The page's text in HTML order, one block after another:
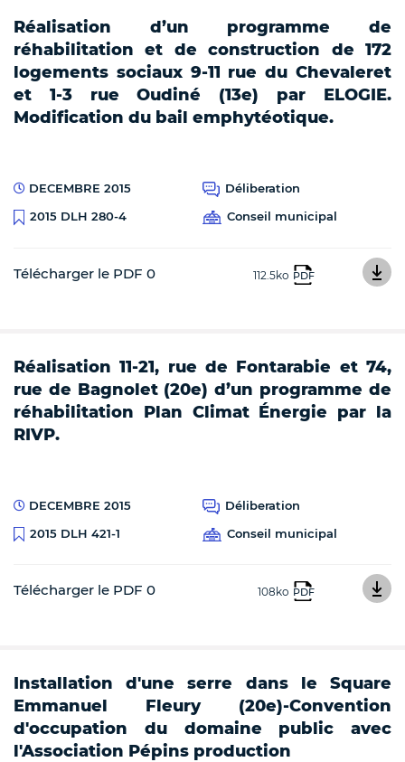
Réalisation d’un programme de
réhabilitation et de construction de 172
logements sociaux 9-11 rue du Chevaleret
et 1-3 rue Oudiné (13e) par ELOGIE.
Modification du bail emphytéotique.
DECEMBRE 2015
Déliberation
2015 DLH 280-4
Conseil municipal
Télécharger le PDF 0 112.5ko PDF
Réalisation 11-21, rue de Fontarabie et 74,
rue de Bagnolet (20e) d’un programme de
réhabilitation Plan Climat Énergie par la
RIVP.
DECEMBRE 2015
Déliberation
2015 DLH 421-1
Conseil municipal
Télécharger le PDF 0 108ko PDF
Installation d'une serre dans le Square
Emmanuel Fleury (20e)-Convention
d'occupation du domaine public avec
l'Association Pépins production